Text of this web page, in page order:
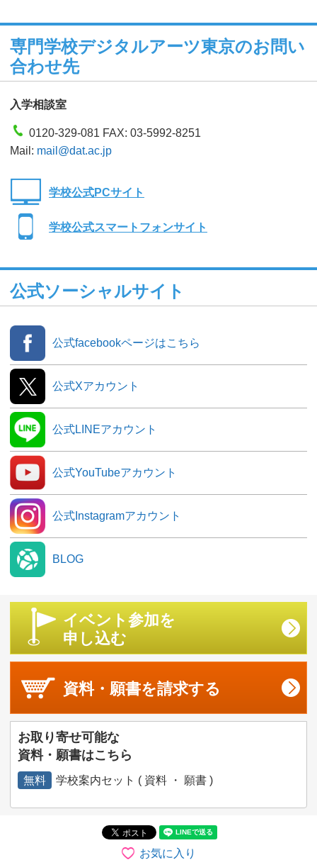
専門学校デジタルアーツ東京のお問い
合わせ先
入学相談室
0120-329-081 FAX: 03-5992-8251
Mail: mail@dat.ac.jp
学校公式PCサイト
学校公式スマートフォンサイト
公式ソーシャルサイト
公式facebookページはこちら
公式Xアカウント
公式LINEアカウント
公式YouTubeアカウント
公式Instagramアカウント
BLOG
イベント参加を
申し込む
資料・願書を請求する
お取り寄せ可能な
資料・願書はこちら
無料 学校案内セット ( 資料 ・ 願書 )
お気に入り